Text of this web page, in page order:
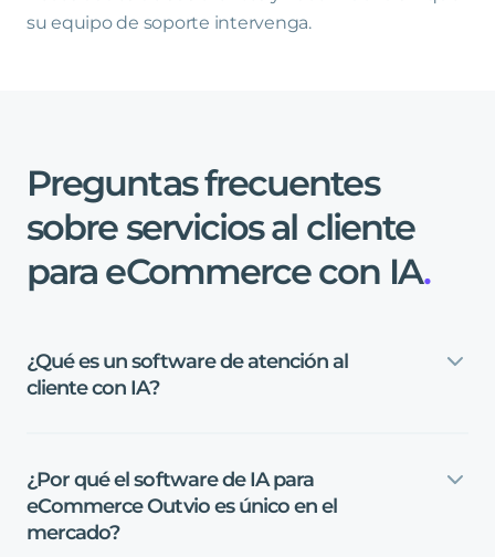
su equipo de soporte intervenga.
Preguntasfrecuentes
sobre serviciosal cliente
para eCommerce con IA.
¿Quées un softwaredeatenciónal
clientecon IA?
¿Porquéel softwarede IA para
eCommerceOutvioes únicoenel
mercado?